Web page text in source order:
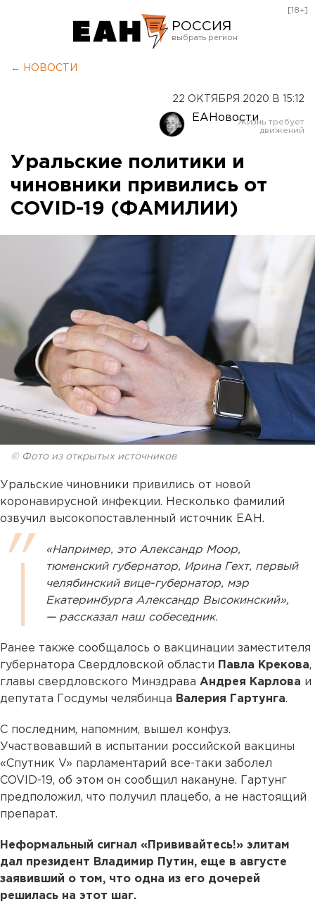
РОССИЯ
Оренбург
[18+]
← НОВОСТИ
22 ОКТЯБРЯ 2020 В 15:12
ЕАНовости
Уральские политики и
чиновники привились от
COVID-19 (ФАМИЛИИ)
© Фото из открытых источников
Уральские чиновники привились от новой
коронавирусной инфекции. Несколько фамилий
озвучил высокопоставленный источник ЕАН.
«Например, это Александр Моор,
тюменский губернатор, Ирина Гехт, первый
челябинский вице-губернатор, мэр
Екатеринбурга Александр Высокинский»,
— рассказал наш собеседник.
Ранее также сообщалось о вакцинации заместителя
губернатора Свердловской области
Павла Крекова,
главы свердловского Минздрава Андрея Карлова и
депутата Госдумы челябинца Валерия Гартунга.
С последним, напомним, вышел конфуз.
Участвовавший в испытании российской вакцины
«Спутник V» парламентарий все-таки заболел
COVID-19, об этом он сообщил накануне. Гартунг
предположил, что получил плацебо, а не настоящий
препарат.
Неформальный сигнал «Прививайтесь!» элитам
дал президент Владимир Путин, еще в августе
заявивший о том, что одна из его дочерей
решилась на этот шаг.